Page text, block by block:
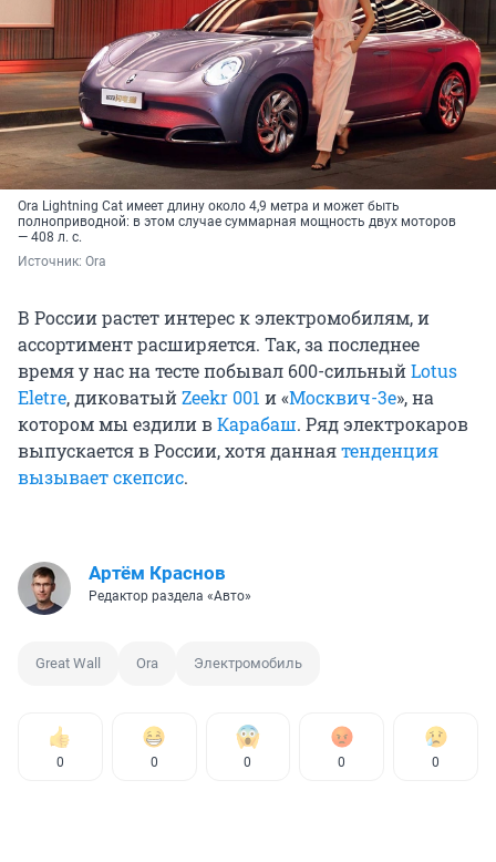
Ora Lightning Cat имеет длину около 4,9 метра и может быть
полноприводной: в этом случае суммарная мощность двух моторов
— 408 л. с.
Источник: Ora
В России растет интерес к электромобилям, и
ассортимент расширяется. Так, за последнее
время у нас на тесте побывал 600-сильныйLotus
Eletre, диковатыйZeekr 001 и «Москвич-3е», на
котором мы ездили вКарабаш. Ряд электрокаров
выпускается в России, хотя даннаятенденция
вызывает скепсис.
Артём Краснов
Редактор раздела «Авто»
Great Wall Ora Электромобиль
0 0 0 0 0